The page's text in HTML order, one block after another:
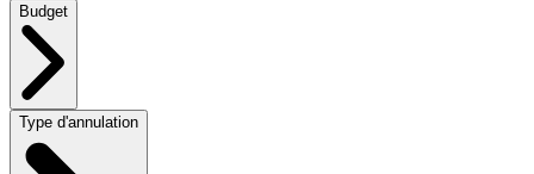
Budget
Type d'annulation